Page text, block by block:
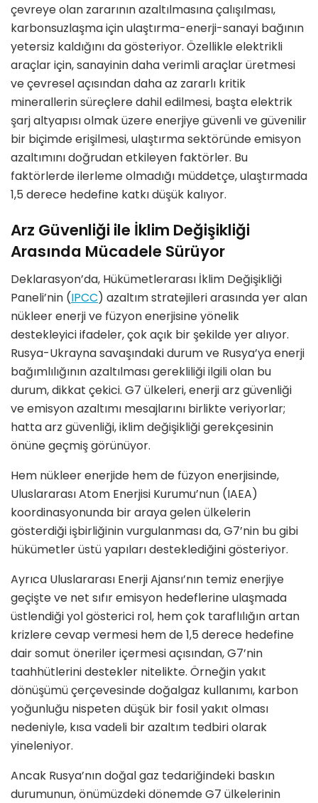
çevreye olan zararının azaltılmasına çalışılması,
karbonsuzlaşma için ulaştırma-enerji-sanayi bağının
yetersiz kaldığını da gösteriyor. Özellikle elektrikli
araçlar için, sanayinin daha verimli araçlar üretmesi
ve çevresel açısından daha az zararlı kritik
minerallerin süreçlere dahil edilmesi, başta elektrik
şarj altyapısı olmak üzere enerjiye güvenli ve güvenilir
bir biçimde erişilmesi, ulaştırma sektöründe emisyon
azaltımını doğrudan etkileyen faktörler. Bu
faktörlerde ilerleme olmadığı müddetçe, ulaştırmada
1,5 derece hedefine katkı düşük kalıyor.
Arz Güvenliği ile İklim Değişikliği
Arasında Mücadele Sürüyor
Deklarasyon’da, Hükümetlerarası İklim Değişikliği
Paneli’nin (IPCC) azaltım stratejileri arasında yer alan
nükleer enerji ve füzyon enerjisine yönelik
destekleyici ifadeler, çok açık bir şekilde yer alıyor.
Rusya-Ukrayna savaşındaki durum ve Rusya’ya enerji
bağımlılığının azaltılması gerekliliği ilgili olan bu
durum, dikkat çekici. G7 ülkeleri, enerji arz güvenliği
ve emisyon azaltımı mesajlarını birlikte veriyorlar;
hatta arz güvenliği, iklim değişikliği gerekçesinin
önüne geçmiş görünüyor.
Hem nükleer enerjide hem de füzyon enerjisinde,
Uluslararası Atom Enerjisi Kurumu’nun (IAEA)
koordinasyonunda bir araya gelen ülkelerin
gösterdiği işbirliğinin vurgulanması da, G7’nin bu gibi
hükümetler üstü yapıları desteklediğini gösteriyor.
Ayrıca Uluslararası Enerji Ajansı’nın temiz enerjiye
geçişte ve net sıfır emisyon hedeflerine ulaşmada
üstlendiği yol gösterici rol, hem çok taraflılığın artan
krizlere cevap vermesi hem de 1,5 derece hedefine
dair somut öneriler içermesi açısından, G7’nin
taahhütlerini destekler nitelikte. Örneğin yakıt
dönüşümü çerçevesinde doğalgaz kullanımı, karbon
yoğunluğu nispeten düşük bir fosil yakıt olması
nedeniyle, kısa vadeli bir azaltım tedbiri olarak
yineleniyor.
Ancak Rusya’nın doğal gaz tedariğindeki baskın
durumunun, önümüzdeki dönemde G7 ülkelerinin